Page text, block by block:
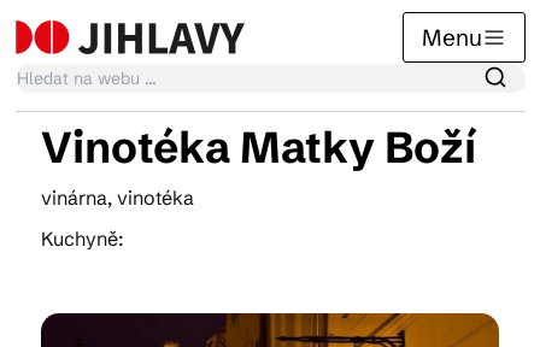
Menu
Kalendář akcí
Tradiční akce
Vinotéka Matky Boží
vinárna, vinotéka
Kuchyně: